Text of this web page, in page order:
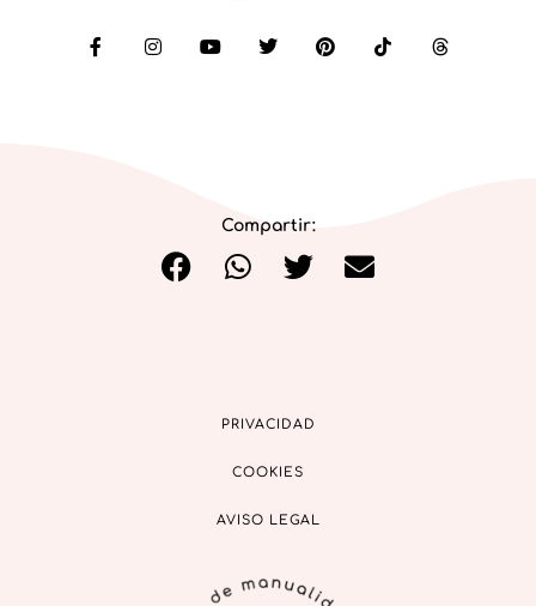
Compartir:
PRIVACIDAD
COOKIES
AVISO LEGAL